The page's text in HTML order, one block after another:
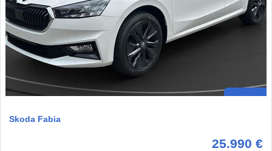
Skoda Fabia
25.990 €